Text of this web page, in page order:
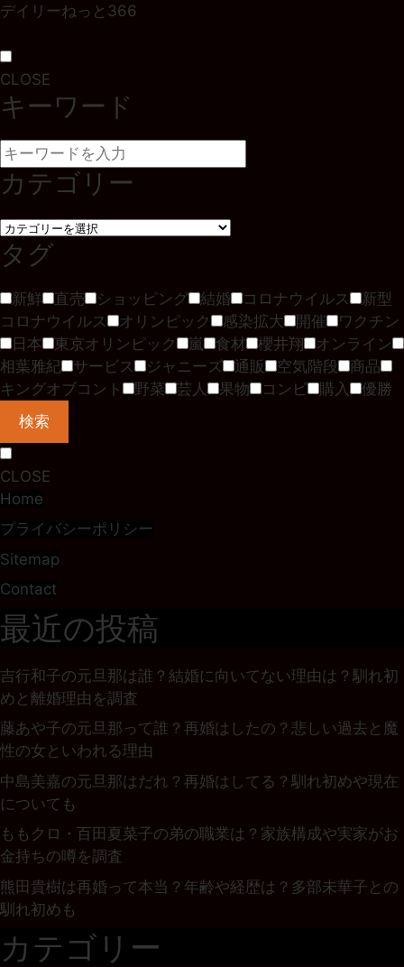
デイリーねっと366
CLOSE
キーワード
カテゴリー
タグ
新鮮 直売 ショッピング 結婚 コロナウイルス
新型
コロナウイルス
オリンピック 感染拡大 開催
ワクチン
日本
東京オリンピック 嵐 食材 櫻井翔
オンライン
相葉雅紀
サービス ジャニーズ 通販 空気階段
商品
キングオブコント
野菜 芸人 果物 コンビ 購入
優勝
検索
CLOSE
Home
プライバシーポリシー
Sitemap
Contact
最近の投稿
吉行和子の元旦那は誰？結婚に向いてない理由は？馴れ初
めと離婚理由を調査
藤あや子の元旦那って誰？再婚はしたの？悲しい過去と魔
性の女といわれる理由
中島美嘉の元旦那はだれ？再婚はしてる？馴れ初めや現在
についても
ももクロ・百田夏菜子の弟の職業は？家族構成や実家がお
金持ちの噂を調査
熊田貴樹は再婚って本当？年齢や経歴は？多部未華子との
馴れ初めも
カテゴリー